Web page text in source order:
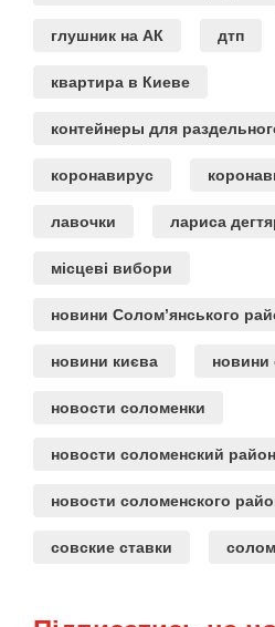
глушник на АК дтп
квартира в Киеве
контейнеры для
коронавирус
лавочки лариса
місцеві вибори
новини Солом’янського
новини києва новини
новости соломенки
новости соломенский район
новости соломенского
совские ставки